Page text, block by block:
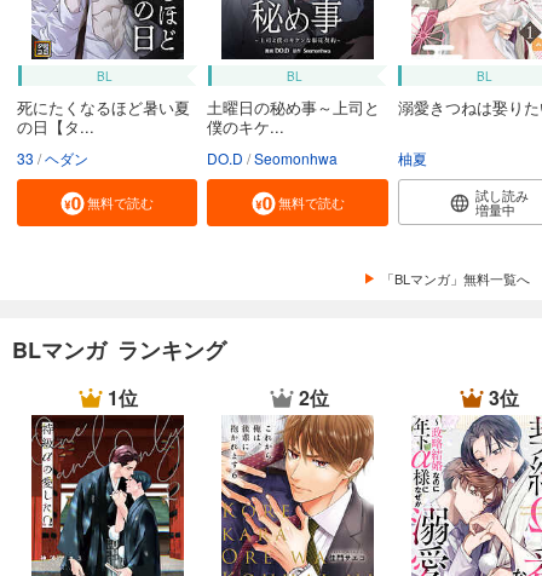
BL
死にたくなるほど暑い夏
の日【タ...
33 ヘダン
無料で読む
BL
土曜日の秘め事～上司と
僕のキケ...
DO.D Seomonhwa
無料で読む
BL
溺愛きつねは娶り
柚夏
試し読み
増量中
「BLマンガ」無料一覧へ
BLマンガ ランキング
1位 2位 3位